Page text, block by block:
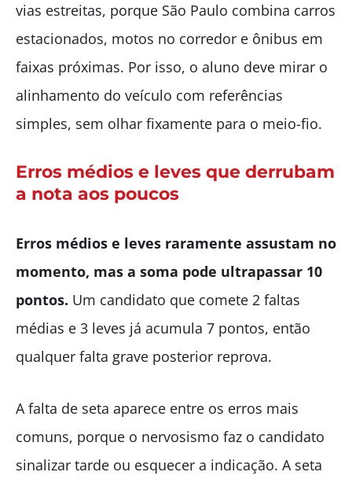
vias estreitas, porque São Paulo combina carros
estacionados, motos no corredor e ônibus em
faixas próximas. Por isso, o aluno deve mirar o
alinhamento do veículo com referências
simples, sem olhar fixamente para o meio-fio.
Erros médios e leves que derrubam
a nota aos poucos
Erros médios e leves raramente assustam no
momento, mas a soma pode ultrapassar 10
pontos. Um candidato que comete 2 faltas
médias e 3 leves já acumula 7 pontos, então
qualquer falta grave posterior reprova.
A falta de seta aparece entre os erros mais
comuns, porque o nervosismo faz o candidato
sinalizar tarde ou esquecer a indicação. A seta